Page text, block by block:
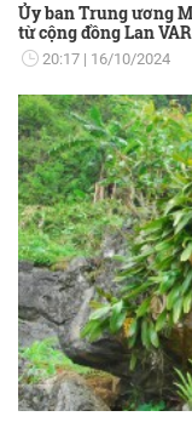
Ủy ban Trung ương
từ cộng đồng Lan VAR
20:17 16/10/2024